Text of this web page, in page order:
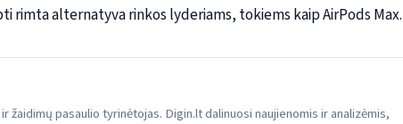
rimta alternatyva rinkos lyderiams, tokiems kaip AirPods Max.
pasaulio tyrinėtojas. Digin.lt dalinuosi naujienomis ir analizėmis,